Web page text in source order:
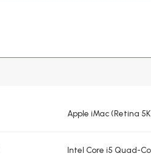
Apple iMac (Retina
Intel Core i5 Quad-